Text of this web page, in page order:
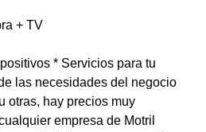
+ TV
* Servicios para tu
las necesidades del negocio
otras, hay precios muy
empresa de Motril